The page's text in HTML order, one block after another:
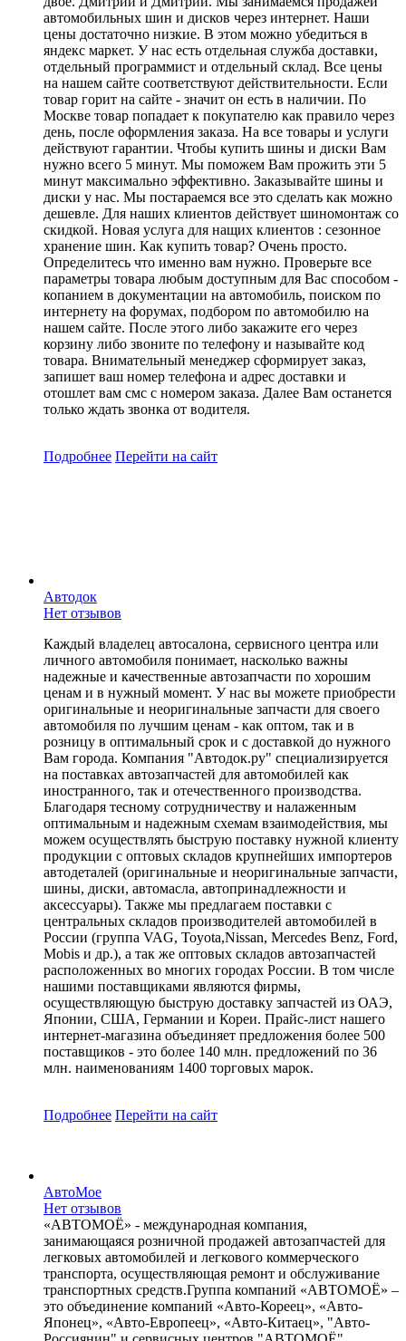
автомобильных шин и дисков через интернет. Наши
цены достаточно низкие. В этом можно убедиться в
яндекс маркет. У нас есть отдельная служба доставки,
отдельный программист и отдельный склад. Все цены
на нашем сайте соответствуют действительности. Если
товар горит на сайте - значит он есть в наличии. По
Москве товар попадает к покупателю как правило через
день, после оформления заказа. На все товары и услуги
действуют гарантии. Чтобы купить шины и диски Вам
нужно всего 5 минут. Мы поможем Вам прожить эти 5
минут максимально эффективно. Заказывайте шины и
диски у нас. Мы постараемся все это сделать как можно
дешевле. Для наших клиентов действует шиномонтаж со
скидкой. Новая услуга для нащих клиентов : сезонное
хранение шин. Как купить товар? Очень просто.
Определитесь что именно вам нужно. Проверьте все
параметры товара любым доступным для Вас способом -
копанием в документации на автомобиль, поиском по
интернету на форумах, подбором по автомобилю на
нашем сайте. После этого либо закажите его через
корзину либо звоните по телефону и называйте код
товара. Внимательный менеджер сформирует заказ,
запишет ваш номер телефона и адрес доставки и
отошлет вам смс с номером заказа. Далее Вам останется
только ждать звонка от водителя.
Подробнее Перейти на сайт
Автодок
Нет отзывов
Каждый владелец автосалона, сервисного центра или
личного автомобиля понимает, насколько важны
надежные и качественные автозапчасти по хорошим
ценам и в нужный момент. У нас вы можете приобрести
оригинальные и неоригинальные запчасти для своего
автомобиля по лучшим ценам - как оптом, так и в
розницу в оптимальный срок и с доставкой до нужного
Вам города. Компания "Автодок.ру" специализируется
на поставках автозапчастей для автомобилей как
иностранного, так и отечественного производства.
Благодаря тесному сотрудничеству и налаженным
оптимальным и надежным схемам взаимодействия, мы
можем осуществлять быструю поставку нужной клиенту
продукции с оптовых складов крупнейших импортеров
автодеталей (оригинальные и неоригинальные запчасти,
шины, диски, автомасла, автопринадлежности и
аксессуары). Также мы предлагаем поставки с
центральных складов производителей автомобилей в
России (группа VAG, Toyota,Nissan, Mercedes Benz, Ford,
Mobis и др.), а так же оптовых складов автозапчастей
расположенных во многих городах России. В том числе
нашими поставщиками являются фирмы,
осуществляющую быструю доставку запчастей из ОАЭ,
Японии, США, Германии и Кореи. Прайс-лист нашего
интернет-магазина объединяет предложения более 500
поставщиков - это более 140 млн. предложений по 36
млн. наименованиям 1400 торговых марок.
Подробнее Перейти на сайт
АвтоМое
Нет отзывов
«АВТОМОЁ» - международная компания,
занимающаяся розничной продажей автозапчастей для
легковых автомобилей и легкового коммерческого
транспорта, осуществляющая ремонт и обслуживание
транспортных средств.Группа компаний «АВТОМОЁ» –
это объединение компаний «Авто-Кореец», «Авто-
Японец», «Авто-Европеец», «Авто-Китаец», "Авто-